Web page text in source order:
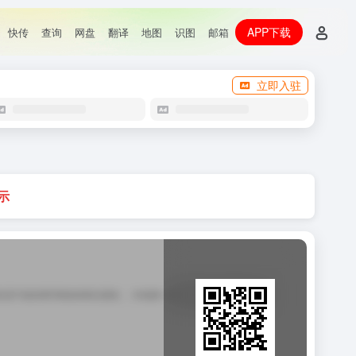
快传 查询 网盘 翻译 地图 识图 邮箱 APP下载
立即入驻